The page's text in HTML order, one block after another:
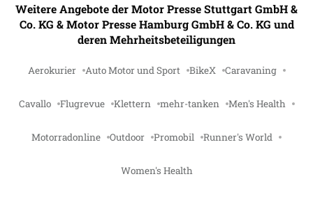
Weitere Angebote der Motor Presse Stuttgart GmbH &
Co. KG & Motor Presse Hamburg GmbH & Co. KG und
deren Mehrheitsbeteiligungen
Aerokurier Auto Motor und Sport BikeX Caravaning
Cavallo Flugrevue Klettern mehr-tanken Men's Health
Motorradonline Outdoor Promobil Runner's World
Women's Health